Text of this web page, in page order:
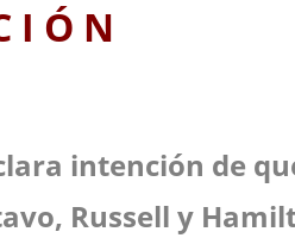
I Ó N
intención de
Russell y